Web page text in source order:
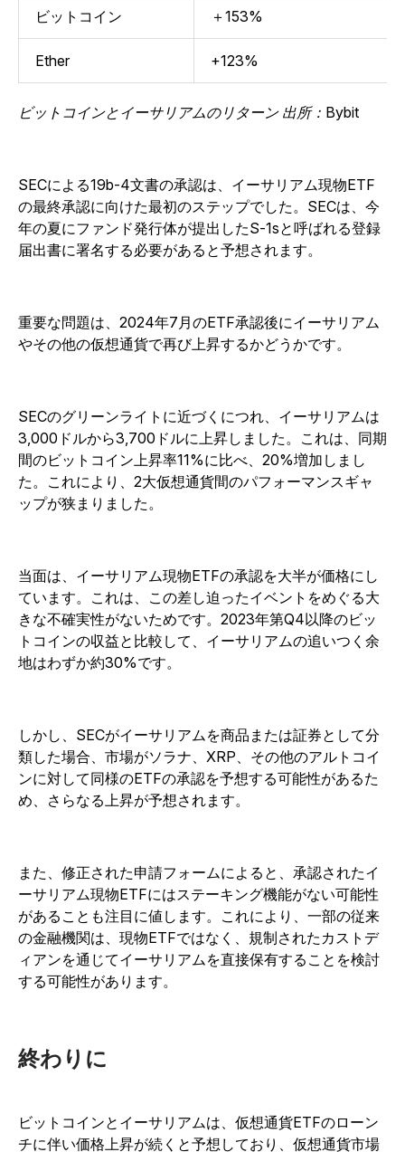
ビットコイン ＋153%
Ether +123%
ビットコインとイーサリアムのリターン 出所：Bybit
SECによる19b-4文書の承認は、イーサリアム現物ETF
の最終承認に向けた最初のステップでした。SECは、今
年の夏にファンド発行体が提出したS-1sと呼ばれる登録
届出書に署名する必要があると予想されます。
重要な問題は、2024年7月のETF承認後にイーサリアム
やその他の仮想通貨で再び上昇するかどうかです。
SECのグリーンライトに近づくにつれ、イーサリアムは
3,000ドルから3,700ドルに上昇しました。これは、同期
間のビットコイン上昇率11%に比べ、20%増加しまし
た。これにより、2大仮想通貨間のパフォーマンスギャ
ップが狭まりました。
当面は、イーサリアム現物ETFの承認を大半が価格にし
ています。これは、この差し迫ったイベントをめぐる大
きな不確実性がないためです。2023年第Q4以降のビッ
トコインの収益と比較して、イーサリアムの追いつく余
地はわずか約30%です。
しかし、SECがイーサリアムを商品または証券として分
類した場合、市場がソラナ、XRP、その他のアルトコイ
ンに対して同様のETFの承認を予想する可能性があるた
め、さらなる上昇が予想されます。
また、修正された申請フォームによると、承認されたイ
ーサリアム現物ETFにはステーキング機能がない可能性
があることも注目に値します。これにより、一部の従来
の金融機関は、現物ETFではなく、規制されたカストデ
ィアンを通じてイーサリアムを直接保有することを検討
する可能性があります。
終わりに
ビットコインとイーサリアムは、仮想通貨ETFのローン
チに伴い価格上昇が続くと予想しており、仮想通貨市場